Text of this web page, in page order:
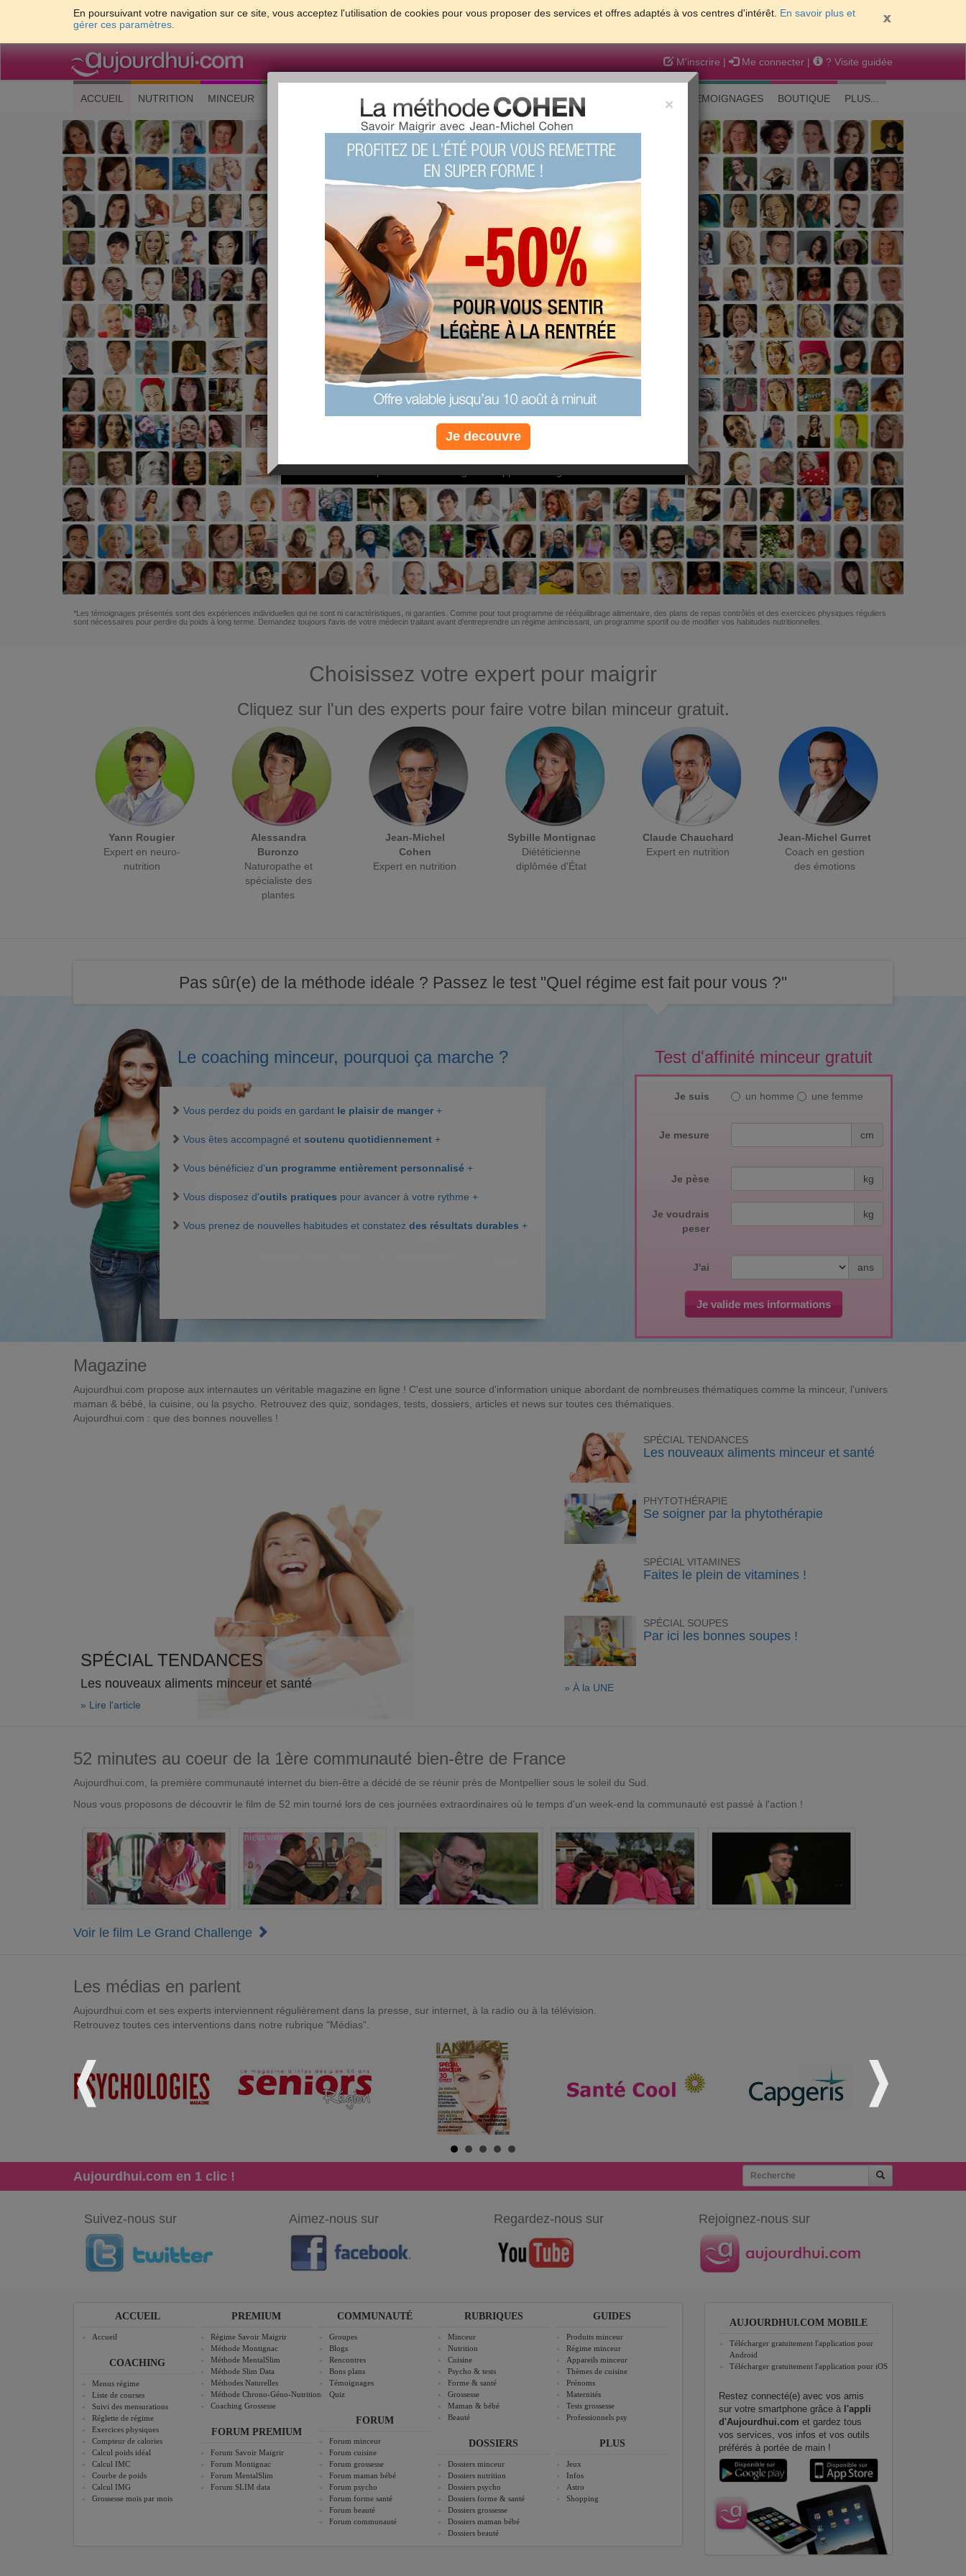
En poursuivant votre navigation sur ce site, vous acceptez l'utilisation de cookies pour vous proposer des services et offres adaptés à vos centres d'intérêt. En savoir plus et
gérer ces paramètres.
M'inscrire | Me connecter | ? Visite guidée
ACCUEIL (current)
NUTRITION MINCEUR FORME & SANTE PSYCHO & TESTS GROSSESSE & BEBE TEMOIGNAGES BOUTIQUE PLUS...
Les meilleures solutions pour maigrir et être bien dans sa peau
PLUS
EFFICACE
PLUS
SANTÉ
PLUS
COACHING
Non, je préfère le régime gratuit
*Les témoignages présentés sont des expériences individuelles qui ne sont ni caractéristiques, ni garanties. Comme pour tout programme de rééquilibrage alimentaire, des plans de repas contrôlés et des exercices physiques réguliers
sont nécessaires pour perdre du poids à long terme. Demandez toujours l'avis de votre médecin traitant avant d'entreprendre un régime amincissant, un programme sportif ou de modifier vos habitudes nutritionnelles.
Choisissez votre expert pour maigrir
Cliquez sur l'un des experts pour faire votre bilan minceur gratuit.
Yann Rougier
Expert en neuro-
nutrition
Alessandra
Buronzo
Naturopathe et
spécialiste des
plantes
Jean-Michel
Cohen
Expert en nutrition
Sybille Montignac
Diététicienne
diplômée d'État
Claude Chauchard
Expert en nutrition
Jean-Michel Gurret
Coach en gestion
des émotions
Pas sûr(e) de la méthode idéale ? Passez le test "Quel régime est fait pour vous ?"
Test d'affinité minceur gratuit
Je suis un homme une femme
Je mesure cm
Je pèse kg
Je voudrais
peser
kg
J'ai ans
Je valide mes informations
Le coaching minceur, pourquoi ça marche ?
Vous perdez du poids en gardant le plaisir de manger +
Vous êtes accompagné et soutenu quotidiennement +
Vous bénéficiez d'un programme entièrement personnalisé +
Vous disposez d'outils pratiques pour avancer à votre rythme +
Vous prenez de nouvelles habitudes et constatez des résultats durables +
Magazine
Aujourdhui.com propose aux internautes un véritable magazine en ligne ! C'est une source d'information unique abordant de nombreuses thématiques comme la minceur, l'univers
maman & bébé, la cuisine, ou la psycho. Retrouvez des quiz, sondages, tests, dossiers, articles et news sur toutes ces thématiques.
Aujourdhui.com : que des bonnes nouvelles !
SPÉCIAL TENDANCES
Les nouveaux aliments minceur et santé
» Lire l'article
SPÉCIAL TENDANCES
Les nouveaux aliments minceur et santé
PHYTOTHÉRAPIE
Se soigner par la phytothérapie
SPÉCIAL VITAMINES
Faites le plein de vitamines !
SPÉCIAL SOUPES
Par ici les bonnes soupes !
» À la UNE
52 minutes au coeur de la 1ère communauté bien-être de France
Aujourdhui.com, la première communauté internet du bien-être a décidé de se réunir près de Montpellier sous le soleil du Sud.
Nous vous proposons de découvrir le film de 52 min tourné lors de ces journées extraordinaires où le temps d'un week-end la communauté est passé à l'action !
Voir le film Le Grand Challenge
Les médias en parlent
Aujourdhui.com et ses experts interviennent régulièrement dans la presse, sur internet, à la radio ou à la télévision.
Retrouvez toutes ces interventions dans notre rubrique "Médias".
Aujourdhui.com en 1 clic !
Suivez-nous sur Aimez-nous sur Regardez-nous sur Rejoignez-nous sur
ACCUEIL
Accueil
COACHING
Menus régime
Liste de courses
Suivi des mensurations
Réglette de régime
Exercices physiques
Compteur de calories
Calcul poids idéal
Calcul IMC
Courbe de poids
Calcul IMG
Grossesse mois par mois
PREMIUM
Régime Savoir Maigrir
Méthode Montignac
Méthode MentalSlim
Méthode Slim Data
Méthodes Naturelles
Méthode Chrono-Géno-Nutrition
Coaching Grossesse
FORUM PREMIUM
Forum Savoir Maigrir
Forum Montignac
Forum MentalSlim
Forum SLIM data
COMMUNAUTÉ
Groupes
Blogs
Rencontres
Bons plans
Témoignages
Quiz
FORUM
Forum minceur
Forum cuisine
Forum grossesse
Forum maman bébé
Forum psycho
Forum forme santé
Forum beauté
Forum communauté
RUBRIQUES
Minceur
Nutrition
Cuisine
Psycho & tests
Forme & santé
Grossesse
Maman & bébé
Beauté
DOSSIERS
Dossiers minceur
Dossiers nutrition
Dossiers psycho
Dossiers forme & santé
Dossiers grossesse
Dossiers maman bébé
Dossiers beauté
GUIDES
Produits minceur
Régime minceur
Appareils minceur
Thèmes de cuisine
Prénoms
Maternités
Tests grossesse
Professionnels psy
PLUS
Jeux
Infos
Astro
Shopping
AUJOURDHUI.COM MOBILE
Télécharger gratuitement l'application pour
Android
Télécharger gratuitement l'application pour iOS
Restez connecté(e) avec vos amis
sur votre smartphone grâce à l'appli
d'Aujourdhui.com et gardez tous
vos services, vos infos et vos outils
préférés à portée de main !
×
Je decouvre